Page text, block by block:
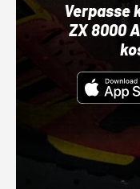
Verpasse
ZX 8000